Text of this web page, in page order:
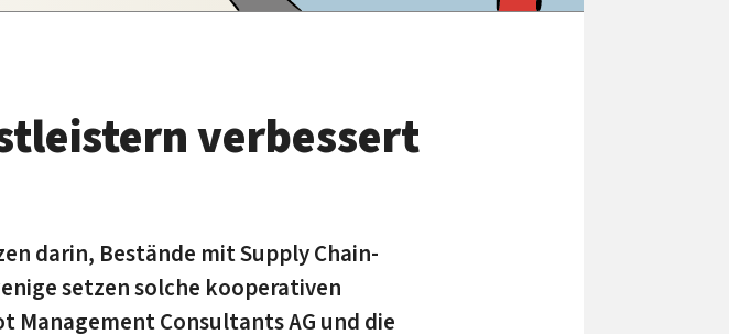
verbessert
darin, Bestände mit Supply Chain-
setzen solche kooperativen
Management Consultants AG und die